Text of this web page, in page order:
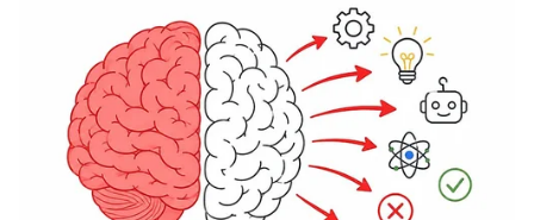
ಆಫ್ಘಾನಿಸ್ತಾನ ಎದುರಿನ 3 ಪಂದ್ಯಗಳ ಸರಣಿಯ ಮೊದಲ
ಪಂದ್ಯಕ್ಕೆ ಧರ್ಮಶಾಲಾ ಆತಿಥ್ಯ ವಹಿಸಲಿದೆ. ಇದಾದ ಬಳಿಕ
ಉಭಯ ತಂಡಗಳು ಜೂನ್ 17ರಂದು ಲಖನೌದಲ್ಲಿ ಎರಡನೇ
ಪಂದ್ಯವನ್ನಾಡಲಿದೆ. ಇನ್ನು ಜೂನ್ 20ರಂದು ಚೆನ್ನೈನ ಚೆಪಾಕ್‌